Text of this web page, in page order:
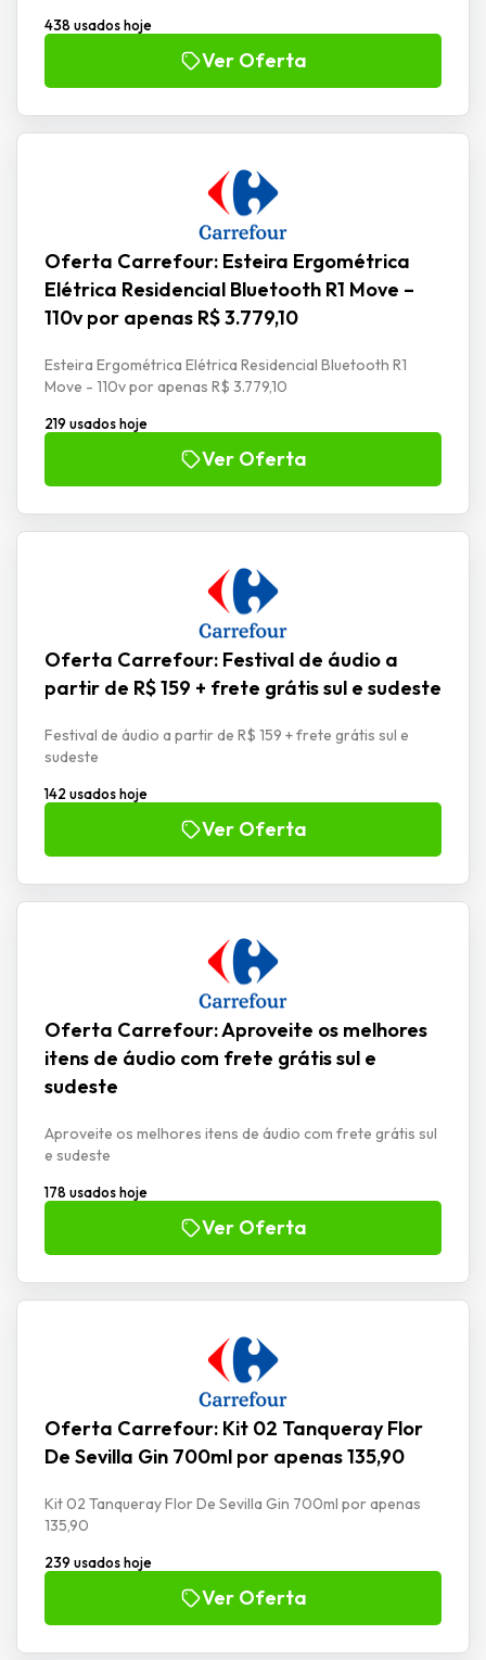
438 usados hoje
Ver Oferta
Oferta Carrefour: Esteira Ergométrica
Elétrica Residencial Bluetooth R1 Move –
110v por apenas R$ 3.779,10
Esteira Ergométrica Elétrica Residencial Bluetooth R1
Move - 110v por apenas R$ 3.779,10
219 usados hoje
Ver Oferta
Oferta Carrefour: Festival de áudio a
partir de R$ 159 + frete grátis sul e sudeste
Festival de áudio a partir de R$ 159 + frete grátis sul e
sudeste
142 usados hoje
Ver Oferta
Oferta Carrefour: Aproveite os melhores
itens de áudio com frete grátis sul e
sudeste
Aproveite os melhores itens de áudio com frete grátis sul
e sudeste
178 usados hoje
Ver Oferta
Oferta Carrefour: Kit 02 Tanqueray Flor
De Sevilla Gin 700ml por apenas 135,90
Kit 02 Tanqueray Flor De Sevilla Gin 700ml por apenas
135,90
239 usados hoje
Ver Oferta